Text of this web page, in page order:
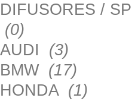
DIFUSORES /
(0)
AUDI (3)
BMW (17)
HONDA (1)